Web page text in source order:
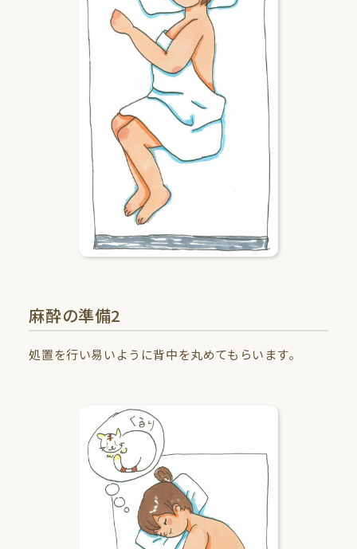
麻酔の準備2
処置を行い易いように背中を丸めてもらいます。